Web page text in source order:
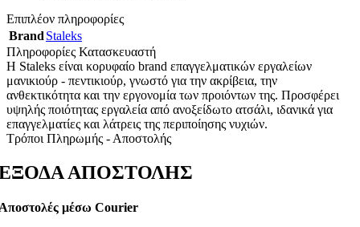
Επιπλέον πληροφορίες
Brand Staleks
Πληροφορίες Κατασκευαστή
Η Staleks είναι κορυφαίο brand επαγγελματικών εργαλείων
μανικιούρ - πεντικιούρ, γνωστό για την ακρίβεια, την
ανθεκτικότητα και την εργονομία των προιόντων της. Προσφέρει
υψηλής ποιότητας εργαλεία από ανοξείδωτο ατσάλι, ιδανικά για
επαγγελματίες και λάτρεις της περιποίησης νυχιών.
Τρόποι Πληρωμής - Αποστολής
ΑΠΟΣΤΟΛΗΣ
μέσω Courier